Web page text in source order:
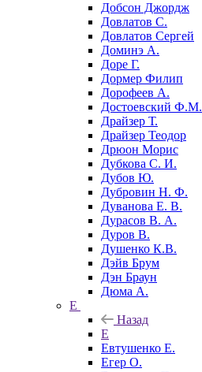
Добсон Джордж
Довлатов С.
Довлатов Сергей
Доминэ А.
Доре Г.
Дормер Филип
Дорофеев А.
Достоевский Ф.М.
Драйзер Т.
Драйзер Теодор
Дрюон Морис
Дубкова С. И.
Дубов Ю.
Дубровин Н. Ф.
Дуванова Е. В.
Дурасов В. А.
Дуров В.
Душенко К.В.
Дэйв Брум
Дэн Браун
Дюма А.
Е
Назад
Е
Евтушенко Е.
Егер О.